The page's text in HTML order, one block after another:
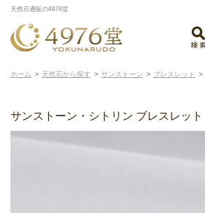
天然石通販の4976堂
ホーム 天然石から探す サンストーン ブレスレット
サンストーン・シトリン ブレスレット